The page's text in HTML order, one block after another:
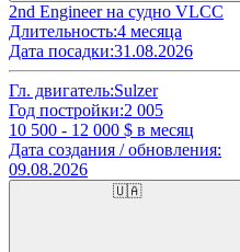
2nd Engineer на судно VLCC
Длительность:4 месяца
Дата посадки:31.08.2026
Гл. двигатель:Sulzer
Год постройки:2 005
10 500 - 12 000 $ в месяц
Дата создания / обновления:
09.08.2026
🇺🇦